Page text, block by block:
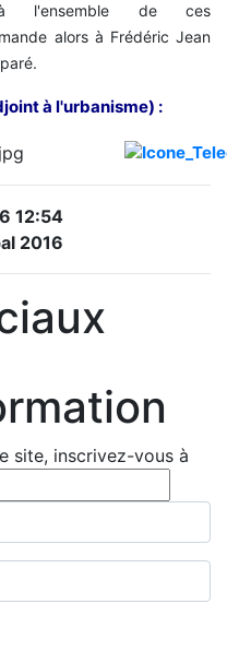
l'ensemble de ces
alors à Frédéric Jean
à l'urbanisme) :
12:54
2016
site, inscrivez-vous à